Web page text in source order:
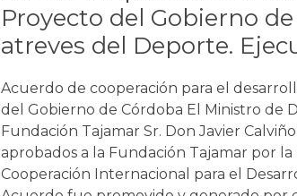
Proyecto del Gobierno
atreves del Deporte.
Acuerdo de cooperación para el
del Gobierno de Córdoba El Ministro de
Fundación Tajamar Sr. Don Javier
aprobados a la Fundación Tajamar por
Cooperación Internacional para el